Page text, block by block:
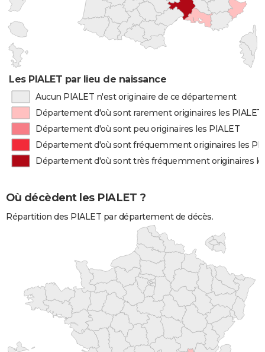
Les PIALET par lieu de naissance
Aucun PIALET n'est originaire de ce département
Département d'où sont rarement originaires les PIALET
Département d'où sont peu originaires les PIALET
Département d'où sont fréquemment originaires les
Département d'où sont très fréquemment originaires
Où décèdent les PIALET ?
Répartition des PIALET par département de décès.